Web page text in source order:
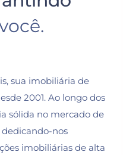
sua imobiliária de
2001. Ao longo dos
sólida no mercado de
dedicando-nos
imobiliárias de alta